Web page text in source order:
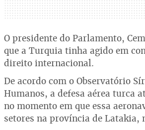
O presidente do Parlamento,
que a Turquia tinha agido em
direito internacional.
De acordo com o Observatório
Humanos, a defesa aérea turca
no momento em que essa
setores na província de Latakia,